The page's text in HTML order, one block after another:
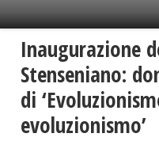
Inaugurazione
Stenseniano:
di
evoluzionismo’